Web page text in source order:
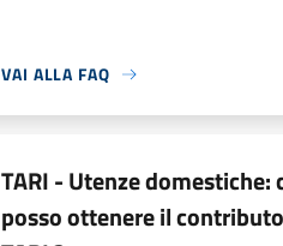
VAI ALLA FAQ
TARI - Utenze domestiche:
posso ottenere il